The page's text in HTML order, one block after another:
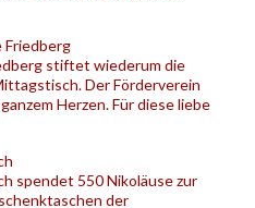
Friedberg
stiftet wiederum die
Der Förderverein
Herzen. Für diese liebe
spendet 550 Nikoläuse zur
der